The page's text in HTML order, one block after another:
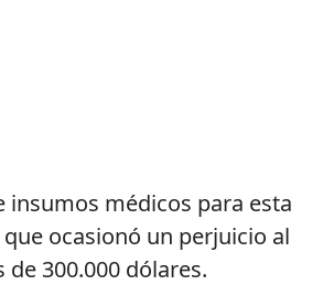
insumos médicos para esta
que ocasionó un perjuicio al
de 300.000 dólares.